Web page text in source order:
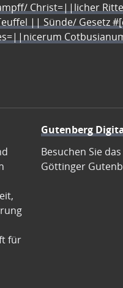
Christ=||licher
|| Sünde/ Gesetz
für
Gutenberg
Besuchen Sie
Göttinger